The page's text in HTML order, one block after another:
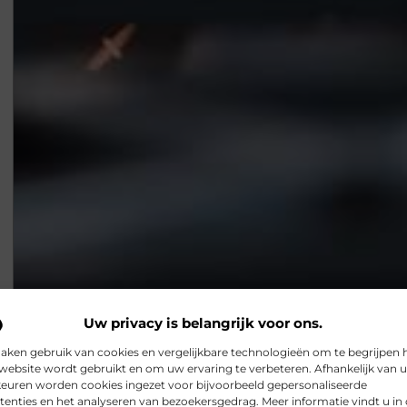
Uw privacy is belangrijk voor ons.
gebruik van cookies en vergelijkbare technologieën om te begrijpen
wordt gebruikt en om uw ervaring te verbeteren. Afhankelijk van
worden cookies ingezet voor bijvoorbeeld gepersonaliseerde
en het analyseren van bezoekersgedrag. Meer informatie vindt u in
Tips voor het kopen van de beste slijptol Om de Beste
belangrijkste punt is toch
Snapfact